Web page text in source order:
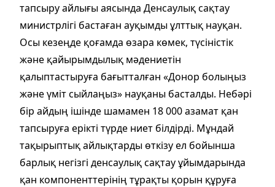
тапсыру айлығы аясында Денсаулық сақтау
министрлігі бастаған ауқымды ұлттық науқан.
Осы кезеңде қоғамда өзара көмек, түсіністік
және қайырымдылық мәдениетін
қалыптастыруға бағытталған «Донор болыңыз
және үміт сыйлаңыз» науқаны басталды. Небәрі
бір айдың ішінде шамамен 18 000 азамат қан
тапсыруға ерікті түрде ниет білдірді. Мұндай
тақырыптық айлықтарды өткізу ел бойынша
барлық негізгі денсаулық сақтау ұйымдарында
қан компоненттерінің тұрақты қорын құруға